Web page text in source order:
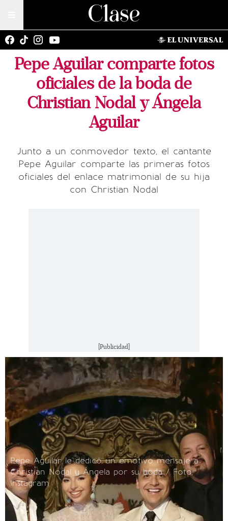
Pepe Aguilar comparte fotos
oficiales de la boda de
Christian Nodal y Ángela
Aguilar
Junto a un conmovedor texto, el cantante
Pepe Aguilar comparte las primeras fotos
oficiales del enlace matrimonial de su hija
con Christian Nodal
[Publicidad]
Pepe Aguilar le dedicó un emotivo mensaje a
Christian Nodal y Ángela por su boda / Foto:
Instagram